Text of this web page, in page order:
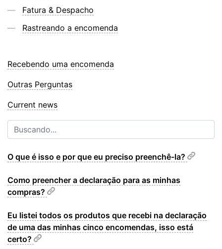
Fatura & Despacho
Rastreando a encomenda
Recebendo uma encomenda
Outras Perguntas
Current news
O que é isso e por que eu preciso preenchê-la?
Como preencher a declaração para as minhas
compras?
Eu listei todos os produtos que recebi na declaração
de uma das minhas cinco encomendas, isso está
certo?